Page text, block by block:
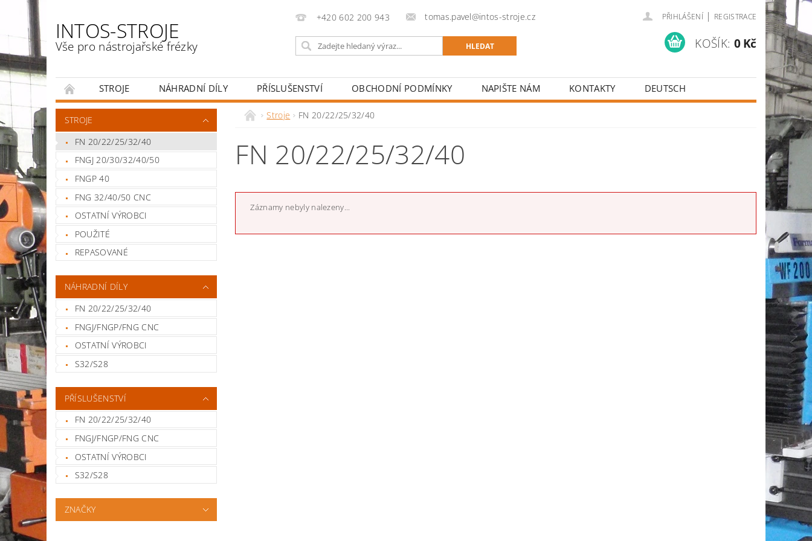
INTOS-STROJE
Vše pro nástrojařské frézky
+420 602 200 943 tomas.pavel@intos-stroje.cz PŘIHLÁŠENÍ | REGISTRACE
KOŠÍK: 0 Kč
STROJE NÁHRADNÍ DÍLY PŘÍSLUŠENSTVÍ OBCHODNÍ PODMÍNKY NAPIŠTE NÁM KONTAKTY
DEUTSCH
ENGLISH
STROJE
FN 20/22/25/32/40
FNGJ 20/30/32/40/50
FNGP 40
FNG 32/40/50 CNC
OSTATNÍ VÝROBCI
POUŽITÉ
REPASOVANÉ
NÁHRADNÍ DÍLY
FN 20/22/25/32/40
FNGJ/FNGP/FNG CNC
OSTATNÍ VÝROBCI
S32/S28
PŘÍSLUŠENSTVÍ
FN 20/22/25/32/40
FNGJ/FNGP/FNG CNC
OSTATNÍ VÝROBCI
S32/S28
ZNAČKY
Stroje FN 20/22/25/32/40
FN 20/22/25/32/40
Záznamy nebyly nalezeny...